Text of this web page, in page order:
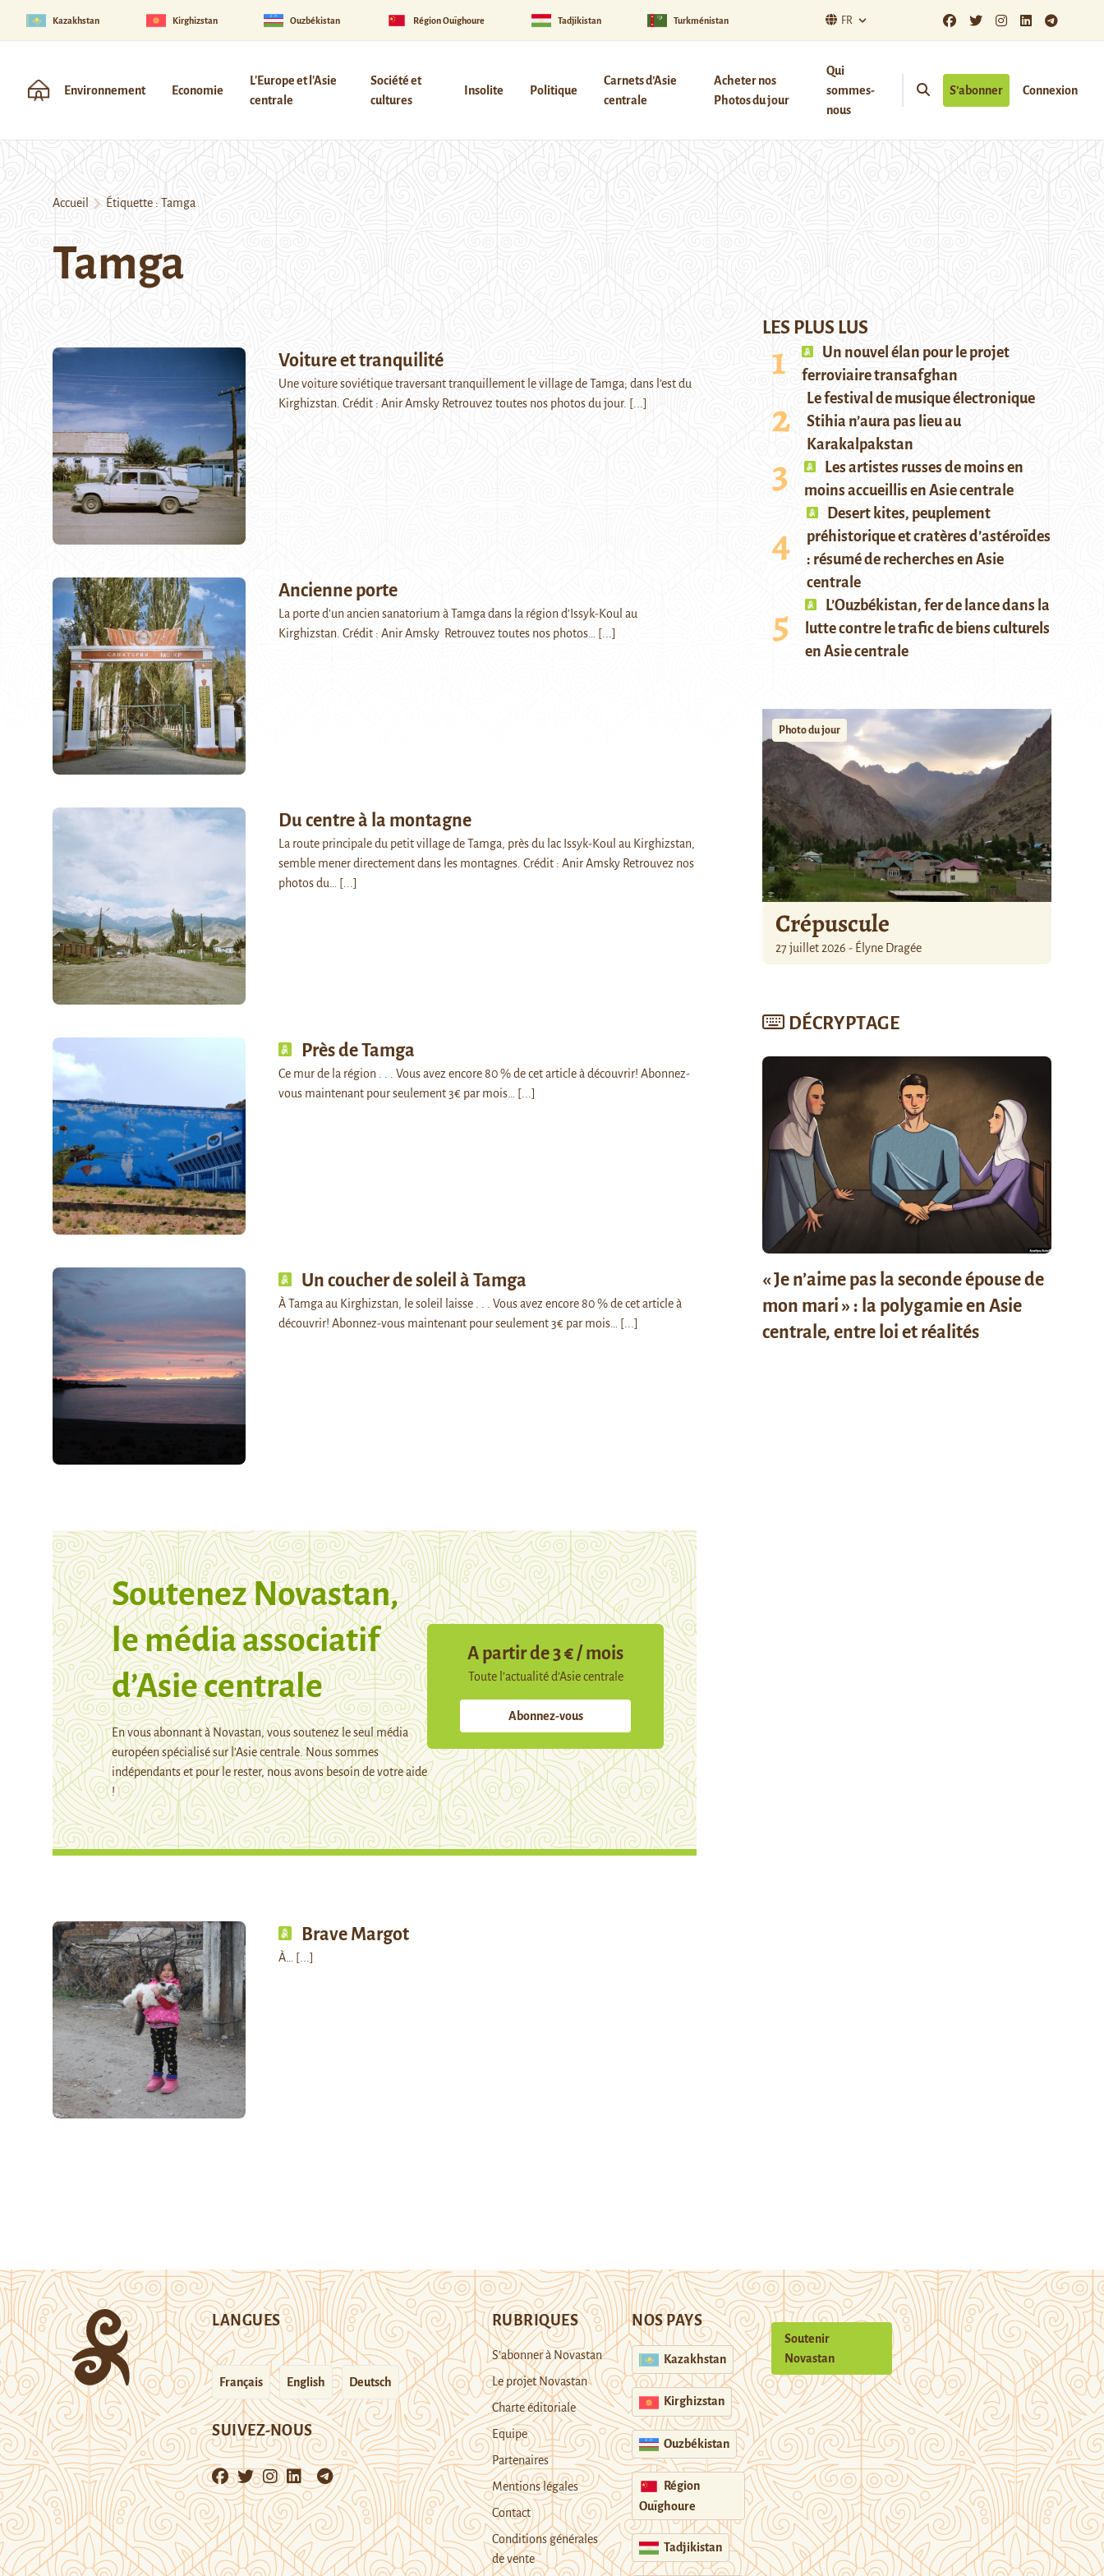
Kazakhstan Kirghizstan Ouzbékistan Région Ouïghoure Tadjikistan Turkménistan FR
Environnement Economie
L'Europe et l'Asie
centrale
Société et
cultures
Insolite Politique
Carnets d’Asie
centrale
Acheter nos
Photos du jour
Qui
sommes-
nous
S’abonner Connexion
Accueil Étiquette : Tamga
Tamga
Voiture et tranquilité
Une voiture soviétique traversant tranquillement le village de Tamga; dans l’est du
Kirghizstan. Crédit : Anir Amsky Retrouvez toutes nos photos du jour. [...]
Ancienne porte
La porte d’un ancien sanatorium à Tamga dans la région d’Issyk-Koul au
Kirghizstan. Crédit : Anir Amsky Retrouvez toutes nos photos…
[...]
Du centre à la montagne
La route principale du petit village de Tamga, près du lac Issyk-Koul au Kirghizstan,
semble mener directement dans les montagnes. Crédit : Anir Amsky Retrouvez nos
photos du…
[...]
Près de Tamga
Ce mur de la région . . . Vous avez encore 80 % de cet article à découvrir! Abonnez-
vous maintenant pour seulement 3€ par mois…
[...]
Un coucher de soleil à Tamga
À Tamga au Kirghizstan, le soleil laisse . . . Vous avez encore 80 % de cet article à
découvrir! Abonnez-vous maintenant pour seulement 3€ par mois…
[...]
Soutenez Novastan,
le média associatif
d’Asie centrale
En vous abonnant à Novastan, vous soutenez le seul média
européen spécialisé sur l’Asie centrale. Nous sommes
indépendants et pour le rester, nous avons besoin de votre aide
!
A partir de 3 € / mois
Toute l’actualité d’Asie centrale
Abonnez-vous
Brave Margot
À… [...]
LES PLUS LUS
Un nouvel élan pour le projet
ferroviaire transafghan
Le festival de musique électronique
Stihia n’aura pas lieu au
Karakalpakstan
Les artistes russes de moins en
moins accueillis en Asie centrale
Desert kites, peuplement
préhistorique et cratères d’astéroïdes
: résumé de recherches en Asie
centrale
L’Ouzbékistan, fer de lance dans la
lutte contre le trafic de biens culturels
en Asie centrale
Photo du jour
Crépuscule
27 juillet 2026 - Élyne Dragée
DÉCRYPTAGE
« Je n’aime pas la seconde épouse de
mon mari » : la polygamie en Asie
centrale, entre loi et réalités
LANGUES
Français English Deutsch
SUIVEZ-NOUS
RUBRIQUES
S’abonner à Novastan
Le projet Novastan
Charte éditoriale
Equipe
Partenaires
Mentions légales
Contact
Conditions générales
de vente
NOS PAYS
Kazakhstan
Kirghizstan
Ouzbékistan
Région
Ouïghoure
Tadjikistan
Soutenir
Novastan